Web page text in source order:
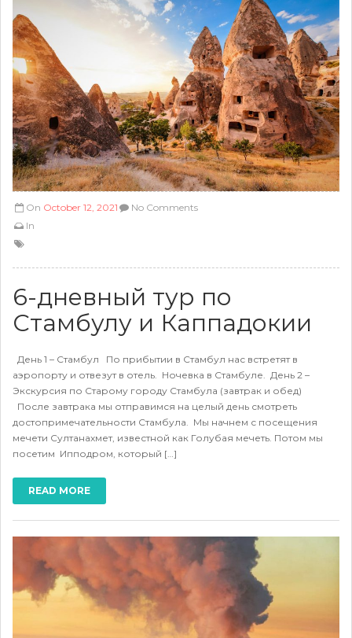
On October 12, 2021
In
No Comments
6-дневный тур по
Стамбулу и Каппадокии
День 1 – Стамбул По прибытии в Стамбул нас встретят в
аэропорту и отвезут в отель. Ночевка в Стамбуле. День 2 –
Экскурсия по Старому городу Стамбула (завтрак и обед)
После завтрака мы отправимся на целый день смотреть
достопримечательности Стамбула. Мы начнем с посещения
мечети Султанахмет, известной как Голубая мечеть. Потом мы
посетим Ипподром, который […]
READ MORE